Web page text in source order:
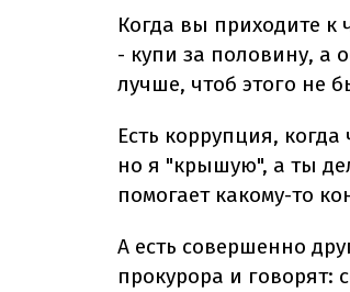
Когда вы приходите к
- купи за половину, а
лучше, чтоб этого не
Есть коррупция,
но я "крышую", а ты
помогает какому-то
А есть совершенно
прокурора и говорят: